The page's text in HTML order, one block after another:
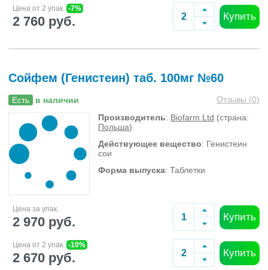
Цена от 2 упак. -7%
2 760 руб. Купить
Сойфем (Генистеин) таб. 100мг №60
Есть в наличии Отзывы (0)
Производитель: Biofarm Ltd (страна:
Польша)
Действующее вещество: Генистеин
сои
Форма выпуска: Таблетки
Цена за упак.
2 970 руб. Купить
Цена от 2 упак. -10%
2 670 руб. Купить